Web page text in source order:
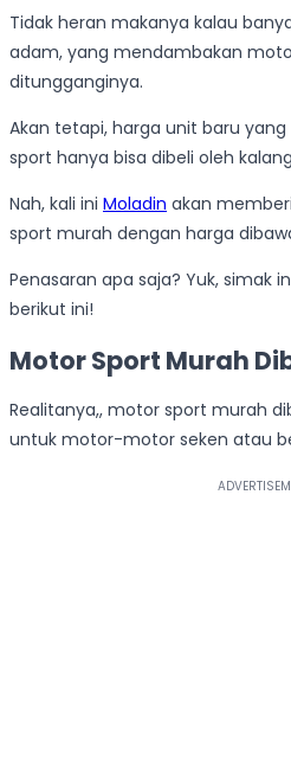
Tidak heran makanya kalau
adam, yang mendambakan
ditungganginya.
Akan tetapi, harga unit baru
sport hanya bisa dibeli oleh
Nah, kali ini Moladin akan
sport murah dengan harga
Penasaran apa saja? Yuk, simak
berikut ini!
Motor Sport Murah
Realitanya,, motor sport murah
untuk motor-motor seken atau